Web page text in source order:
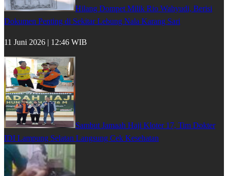
Hilang Dompet Milik Rio Wahyudi, Berisi
Dokumen Penting di Sekitar Lebung Nala Karang Sari
11 Juni 2026 | 12:46 WIB
Sambut Jamaah Haji Kloter 17, Tim Dokter
IDI Lampung Selatan Langsung Cek Kesehatan